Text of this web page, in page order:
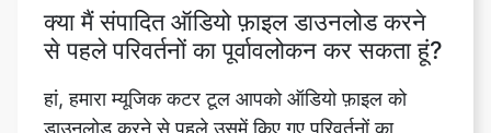
डाउनलोड करने से पहले उसमें किए गए परिवर्तनों का
पूर्वावलोकन करने की अनुमति देता है। यह सुनिश्चित करता
है कि अंतिम संस्करण को सहेजने से पहले आप संपादन से
संतुष्ट हैं।